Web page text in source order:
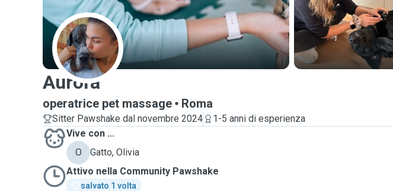
A
Aurora
operatrice pet massage Roma
Sitter Pawshake dal novembre 2024
1-5 anni di esperienza
Vive con ...
O
Gatto, Olivia
Attivo nella Community Pawshake
salvato 1 volta